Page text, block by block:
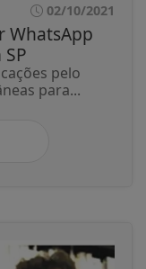
02/10/2021
WhatsApp
pelo
para...